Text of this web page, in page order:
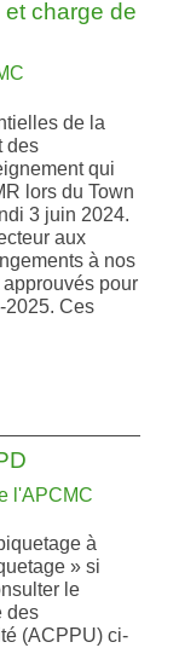
charge de
de la
des
qui
lors du Town
3 juin 2024.
aux
à nos
pour
2025. Ces
l'APCMC
à
» si
le
des
(ACPPU) ci-